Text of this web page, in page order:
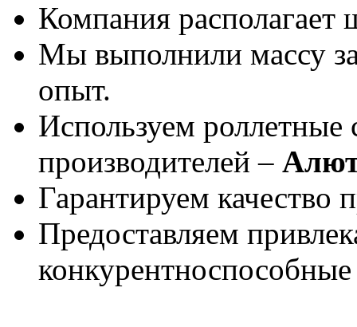
Компания располагает
Мы выполнили массу
опыт.
Используем
производителей –
Гарантируем качество
Предоставляем